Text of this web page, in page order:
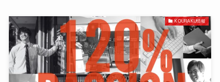
KOURAKU情報